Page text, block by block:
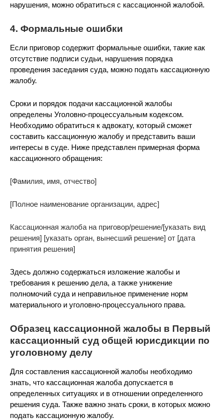
нарушения, можно обратиться с кассационной жалобой.
4. Формальные ошибки
Если приговор содержит формальные ошибки, такие как
отсутствие подписи судьи, нарушения порядка
проведения заседания суда, можно подать кассационную
жалобу.
Сроки и порядок подачи кассационной жалобы
определены Уголовно-процессуальным кодексом.
Необходимо обратиться к адвокату, который сможет
составить кассационную жалобу и представить ваши
интересы в суде. Ниже представлен примерная форма
кассационного обращения:
[Фамилия, имя, отчество]
[Полное наименование организации, адрес]
Кассационная жалоба на приговор/решение/[указать вид
решения] [указать орган, вынесший решение] от [дата
принятия решения]
Здесь должно содержаться изложение жалобы и
требования к решению дела, а также унижение
полномочий суда и неправильное применение норм
материального и уголовно-процессуального права.
Образец кассационной жалобы в Первый
кассационный суд общей юрисдикции по
уголовному делу
Для составления кассационной жалобы необходимо
знать, что кассационная жалоба допускается в
определенных ситуациях и в отношении определенного
решения суда. Также важно знать сроки, в которых можно
подать кассационную жалобу.